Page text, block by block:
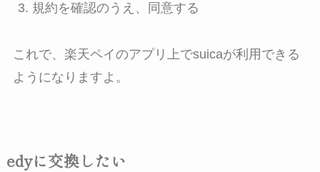
規約を確認のうえ、同意する
これで、楽天ペイのアプリ上でsuicaが利用できる
ようになりますよ。
edyに交換したい